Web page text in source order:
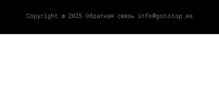
Copyright © 2025 Обратная связь info@gototop.ee